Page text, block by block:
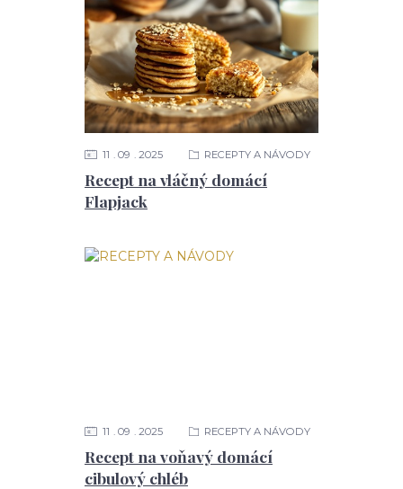
Recept na vláčný domácí
Flapjack
11 09 2025 RECEPTY A NÁVODY
Recept na voňavý domácí
cibulový chléb
11 09 2025 RECEPTY A NÁVODY